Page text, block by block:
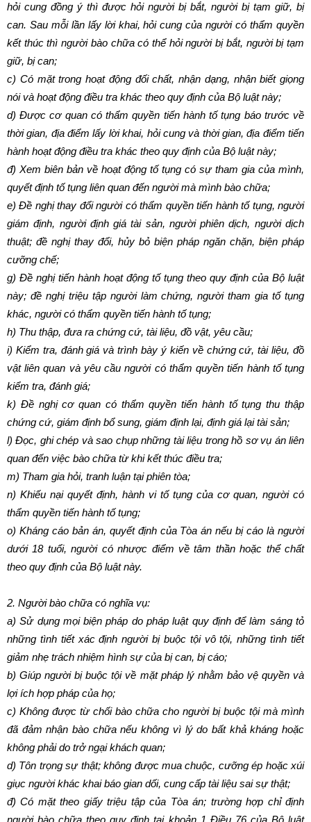
hỏi cung đồng ý thì được hỏi người bị bắt, người bị tạm giữ, bị
can. Sau mỗi lần lấy lời khai, hỏi cung của người có thẩm quyền
kết thúc thì người bào chữa có thể hỏi người bị bắt, người bị tạm
giữ, bị can;
c) Có mặt trong hoạt động đối chất, nhận dạng, nhận biết giọng
nói và hoạt động điều tra khác theo quy định của Bộ luật này;
d)Được cơ quan có thẩm quyền tiến hành tố tụng báo trước về
thời gian, địa điểm lấy lời khai, hỏi cung và thời gian, địa điểm tiến
hành hoạt động điều tra khác theo quy định của Bộ luật này;
đ) Xem biên bản về hoạt động tố tụng có sự tham gia của mình,
quyết định tố tụng liên quan đến người mà mình bào chữa;
e)Đề nghị thay đổi người có thẩm quyền tiến hành tố tụng, người
giám định, người định giá tài sản, người phiên dịch, người dịch
thuật; đề nghị thay đổi, hủy bỏ biện pháp ngăn chặn, biện pháp
cưỡng chế;
g) Đề nghị tiến hành hoạt động tố tụng theo quy định của Bộ luật
này; đề nghị triệu tập người làm chứng, người tham gia tố tụng
khác, người có thẩm quyền tiến hành tố tụng;
h) Thu thập, đưa ra chứng cứ, tài liệu, đồ vật, yêu cầu;
i) Kiểm tra, đánh giá và trình bày ý kiến về chứng cứ, tài liệu, đồ
vật liên quan và yêu cầu người có thẩm quyền tiến hành tố tụng
kiểm tra, đánh giá;
k) Đề nghị cơ quan có thẩm quyền tiến hành tố tụng thu thập
chứng cứ, giám định bổ sung, giám định lại, định giá lại tài sản;
l)Đọc, ghi chép và sao chụp những tài liệu trong hồ sơ vụ án liên
quan đến việc bào chữa từ khi kết thúc điều tra;
m) Tham gia hỏi, tranh luận tại phiên tòa;
n) Khiếu nại quyết định, hành vi tố tụng của cơ quan, người có
thẩm quyền tiến hành tố tụng;
o) Kháng cáo bản án, quyết định của Tòa án nếu bị cáo là người
dưới 18 tuổi, người có nhược điểm về tâm thần hoặc thể chất
theo quy định của Bộ luật này.
2. Người bào chữa có nghĩa vụ:
a)Sử dụng mọi biện pháp do pháp luật quy định để làm sáng tỏ
những tình tiết xác định người bị buộc tội vô tội, những tình tiết
giảm nhẹ trách nhiệm hình sự của bị can, bị cáo;
b)Giúp người bị buộc tội về mặt pháp lý nhằm bảo vệ quyền và
lợi ích hợp pháp của họ;
c) Không được từ chối bào chữa cho người bị buộc tội mà mình
đã đảm nhận bào chữa nếu không vì lý do bất khả kháng hoặc
không phải do trở ngại khách quan;
d) Tôn trọng sự thật; không được mua chuộc, cưỡng ép hoặc xúi
giục người khác khai báo gian dối, cung cấp tài liệu sai sự thật;
đ)Có mặt theo giấy triệu tập của Tòa án; trường hợp chỉ định
người bào chữa theo quy định tại khoản 1 Điều 76 của Bộ luật